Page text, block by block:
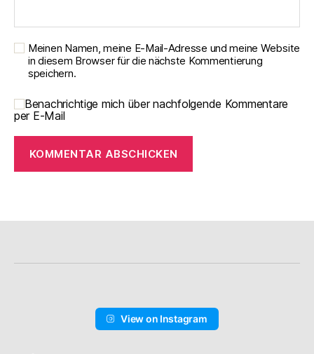
Meinen Namen, meine E-Mail-Adresse und meine Website
in diesem Browser für die nächste Kommentierung
speichern.
Benachrichtige mich über nachfolgende Kommentare
per E-Mail
View on Instagram